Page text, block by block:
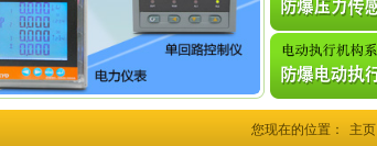
您现在的位置： 主页